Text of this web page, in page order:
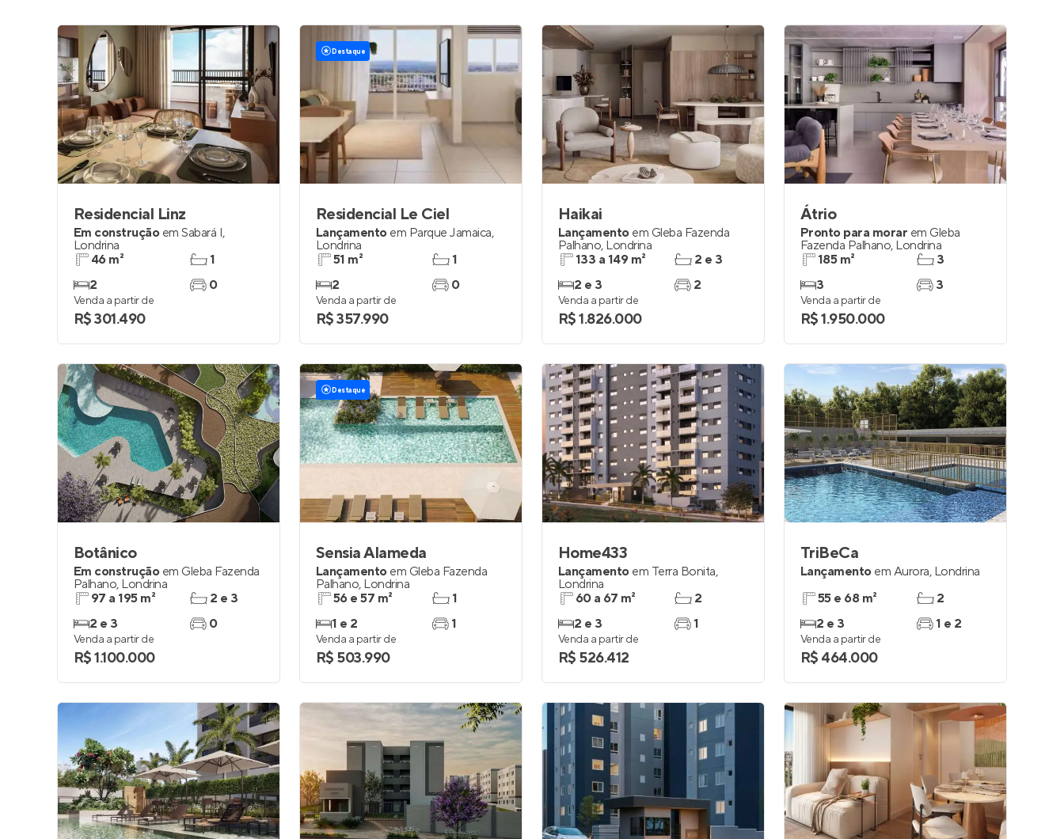
Residencial Linz
Em construção em Sabará I,
Londrina
46 m²
2
1
0
Venda a partir de
R$ 301.490
Destaque
Residencial Le Ciel
Lançamento em Parque Jamaica,
Londrina
51 m²
2
1
0
Venda a partir de
R$ 357.990
Haikai
Lançamento em Gleba Fazenda
Palhano, Londrina
133 a 149 m²
2 e 3
2 e 3
2
Venda a partir de
R$ 1.826.000
Átrio
Pronto para morar em Gleba
Fazenda Palhano, Londrina
185 m²
3
3
3
Venda a partir de
R$ 1.950.000
Botânico
Em construção em Gleba Fazenda
Palhano, Londrina
97 a 195 m²
2 e 3
2 e 3
0
Venda a partir de
R$ 1.100.000
Destaque
Sensia Alameda
Lançamento em Gleba Fazenda
Palhano, Londrina
56 e 57 m²
1 e 2
1
1
Venda a partir de
R$ 503.990
Home433
Lançamento em Terra Bonita,
Londrina
60 a 67 m²
2 e 3
2
1
Venda a partir de
R$ 526.412
TriBeCa
Lançamento em Aurora, Londrina
55 e 68 m²
2 e 3
2
1 e 2
Venda a partir de
R$ 464.000